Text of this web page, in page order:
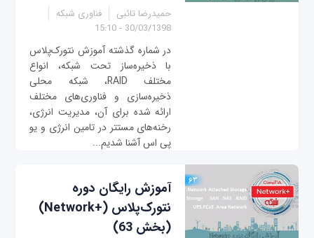
حمیدرضا تائبی
فناوری شبکه
30/03/1398 - 15:10
در شماره گذشته آموزش نتورک‌پلاس
با ذخیره‌ساز تحت شبکه، انواع
مختلف RAID، شبکه محلی
ذخیره‌سازی و فناوری‌های مختلف
ارائه شده برای آن، مدیریت انرژی،
رخنه‌های مستتر در تامین انرژی و یو
پی اس آشنا شدیم...
آموزش رایگان دوره
نتورک‌پلاس (+Network)
(بخش 63)